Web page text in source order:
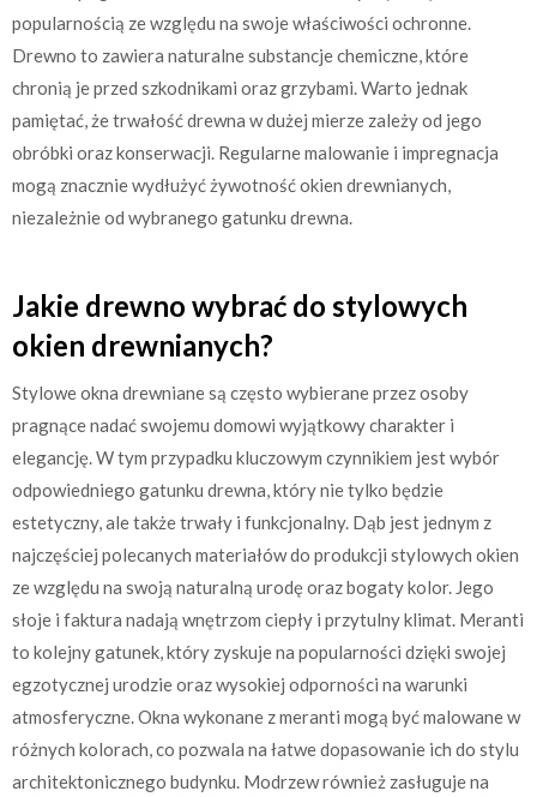
popularnością ze względu na swoje właściwości ochronne.
Drewno to zawiera naturalne substancje chemiczne, które
chronią je przed szkodnikami oraz grzybami. Warto jednak
pamiętać, że trwałość drewna w dużej mierze zależy od jego
obróbki oraz konserwacji. Regularne malowanie i impregnacja
mogą znacznie wydłużyć żywotność okien drewnianych,
niezależnie od wybranego gatunku drewna.
Jakie drewno wybrać do stylowych
okien drewnianych?
Stylowe okna drewniane są często wybierane przez osoby
pragnące nadać swojemu domowi wyjątkowy charakter i
elegancję. W tym przypadku kluczowym czynnikiem jest wybór
odpowiedniego gatunku drewna, który nie tylko będzie
estetyczny, ale także trwały i funkcjonalny. Dąb jest jednym z
najczęściej polecanych materiałów do produkcji stylowych okien
ze względu na swoją naturalną urodę oraz bogaty kolor. Jego
słoje i faktura nadają wnętrzom ciepły i przytulny klimat. Meranti
to kolejny gatunek, który zyskuje na popularności dzięki swojej
egzotycznej urodzie oraz wysokiej odporności na warunki
atmosferyczne. Okna wykonane z meranti mogą być malowane w
różnych kolorach, co pozwala na łatwe dopasowanie ich do stylu
architektonicznego budynku. Modrzew również zasługuje na